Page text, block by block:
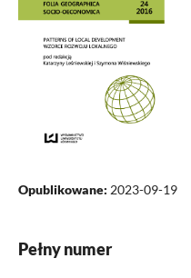
Opublikowane: 2023-09-19
Pełny numer